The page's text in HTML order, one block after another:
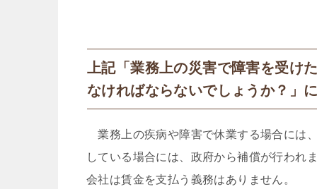
上記「業務上の災害で障害を受け
なければならないでしょうか？」
業務上の疾病や障害で休業する場合には
している場合には、政府から補償が行われ
会社は賃金を支払う義務はありません。